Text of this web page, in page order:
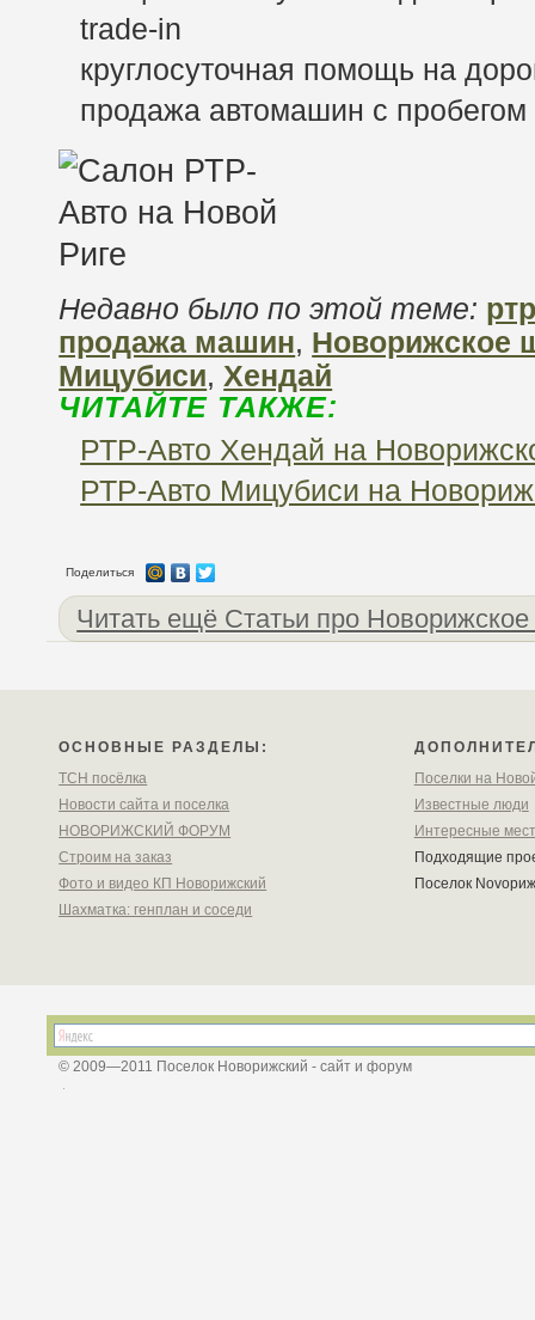
trade-in
круглосуточная помощь на
продажа автомашин с пробегом
Недавно было по этой теме:
продажа машин, Новорижское
Мицубиси, Хендай
ЧИТАЙТЕ ТАКЖЕ:
РТР-Авто Хендай на
РТР-Авто Мицубиси на
Поделиться
Читать ещё Статьи про
ОСНОВНЫЕ РАЗДЕЛЫ:
ТСН посёлка
Новости сайта и поселка
НОВОРИЖСКИЙ ФОРУМ
Строим на заказ
Фото и видео КП Новорижский
Шахматка: генплан и соседи
Поселки на
Известные люди
Интересные
Подходящие
Поселок
© 2009—2011 Поселок Новорижский - сайт и форум